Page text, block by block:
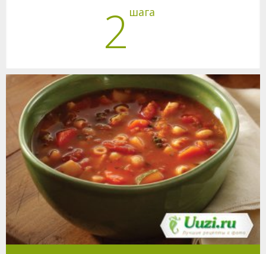
2 шага